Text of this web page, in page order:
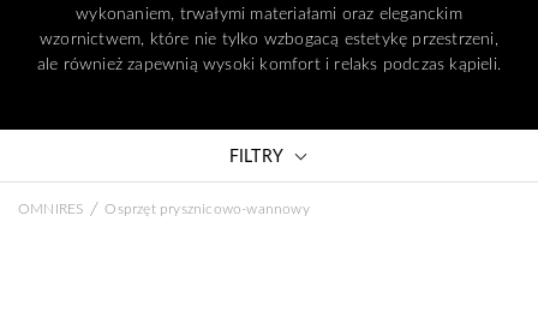
wykonaniem, trwałymi materiałami oraz eleganckim
wzornictwem, które nie tylko wzbogacą estetykę przestrzeni,
ale również zapewnią wysoki komfort i relaks podczas kąpieli.
FILTRY
OMNIRES / Osprzęt prysznicowo-wannowy